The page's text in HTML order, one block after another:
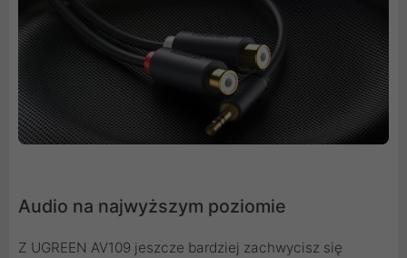
Audio na najwyższym poziomie
Z UGREEN AV109 jeszcze bardziej zachwycisz się